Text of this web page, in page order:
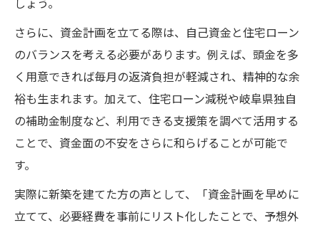
しょう。
さらに、資金計画を立てる際は、自己資金と住宅ローン
のバランスを考える必要があります。例えば、頭金を多
く用意できれば毎月の返済負担が軽減され、精神的な余
裕も生まれます。加えて、住宅ローン減税や岐阜県独自
の補助金制度など、利用できる支援策を調べて活用する
ことで、資金面の不安をさらに和らげることが可能で
す。
実際に新築を建てた方の声として、「資金計画を早めに
立てて、必要経費を事前にリスト化したことで、予想外